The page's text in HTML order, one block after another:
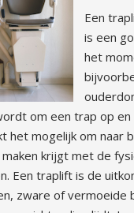
Een
is een
het
om een trap op en
het mogelijk om naar
krijgt met de
Een traplift is de
zware of vermoeide